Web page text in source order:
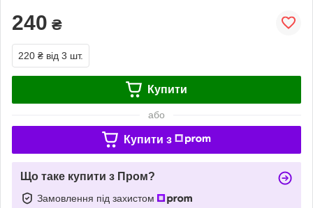
240 ₴
220 ₴ від 3 шт.
Купити
або
Купити з
Що таке купити з Пром?
Замовлення під захистом